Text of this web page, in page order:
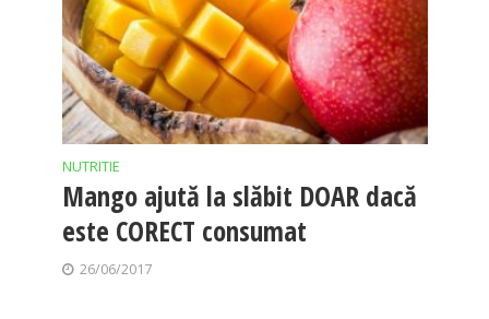
NUTRITIE
Mango ajută la slăbit DOAR dacă
este CORECT consumat
26/06/2017